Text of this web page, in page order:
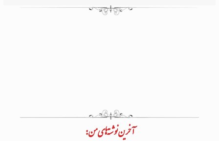
آخرین نوشته‌های من: